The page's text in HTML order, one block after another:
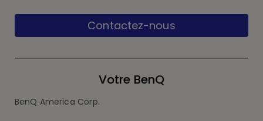
Contactez-nous
Votre BenQ
BenQ America Corp.